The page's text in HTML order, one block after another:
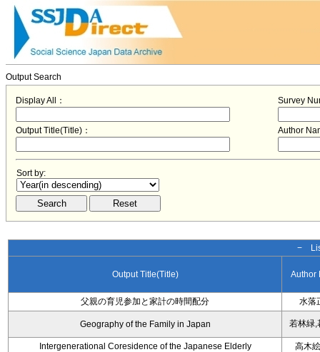
Output Search
Display All： Survey
Output Title(Title)： Author
Sort by:
−
Output Title(Title) Author
父親の育児参加と家計の時間配分 水落
Geography of the Family in Japan 若林緑,
Intergenerational Coresidence of the Japanese Elderly
高木